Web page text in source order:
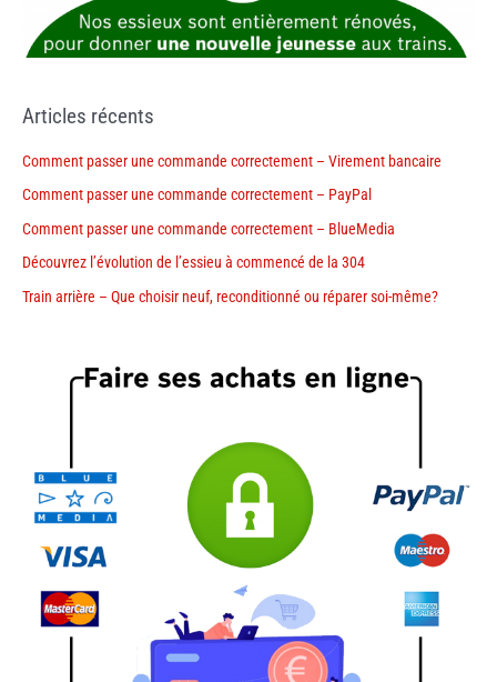
Articles récents
Comment passer une commande correctement – Virement bancaire
Comment passer une commande correctement – PayPal
Comment passer une commande correctement – BlueMedia
Découvrez l’évolution de l’essieu à commencé de la 304
Train arrière – Que choisir neuf, reconditionné ou réparer soi-même?